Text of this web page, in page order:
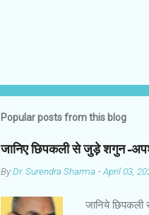
Popular posts from this blog
जानिए छिपकली से जुड़े शगुन-
ByDr. Surendra Sharma -April 03,
जानिये